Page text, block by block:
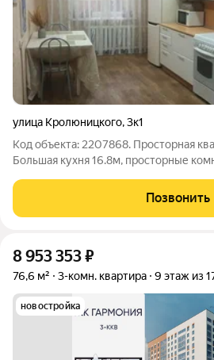
улица Кролюницкого,3к1
Код объекта: 2207868. Просторная
Большая кухня 16.8м, просторные
заезжать и жить. Кухонный гарнитур,
Имеется гардеробная.
Позвонить
8 953 353₽
76,6 м² 3-комн. квартира 9 этаж из
новостройка